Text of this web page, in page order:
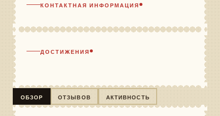
КОНТАКТНАЯ ИНФОРМАЦИЯ
ДОСТИЖЕНИЯ
ОБЗОР ОТЗЫВОВ АКТИВНОСТЬ